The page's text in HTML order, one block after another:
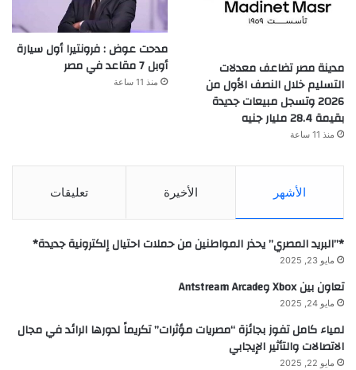
مدينة مصر تضاعف معدلات
التسليم خلال النصف الأول من
2026 وتسجل مبيعات جديدة
بقيمة 28.4 مليار جنيه
منذ 11 ساعة
مدحت عوض : فرونتيرا أول سيارة
أوبل 7 مقاعد في مصر
منذ 11 ساعة
الأشهر الأخيرة تعليقات
*”البريد المصري” يحذر المواطنين من حملات احتيال إلكترونية جديدة*
مايو 23, 2025
تعاون بين Xbox وAntstream Arcade
مايو 24, 2025
لمياء كامل تفوز بجائزة “مصريات مؤثرات” تكريماً لدورها الرائد في مجال
الاتصالات والتأثير الإيجابي
مايو 22, 2025